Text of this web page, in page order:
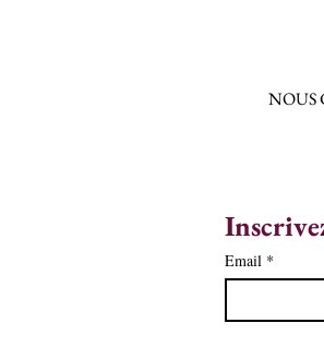
NOUS
Email *